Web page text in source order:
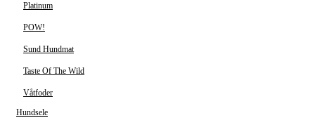
Platinum
POW!
Sund Hundmat
Taste Of The Wild
Våtfoder
Hundsele